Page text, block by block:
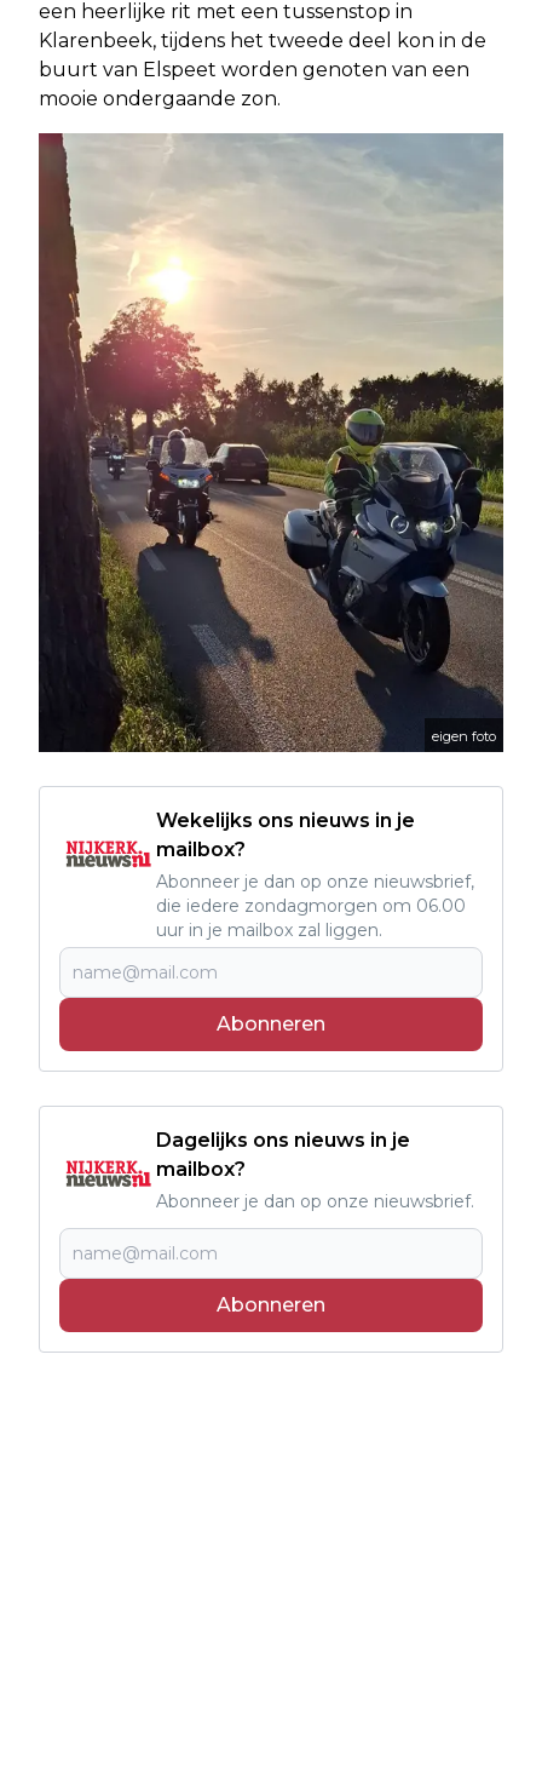
een heerlijke rit met een tussenstop in
Klarenbeek, tijdens het tweede deel kon in de
buurt van Elspeet worden genoten van een
mooie ondergaande zon.
eigen foto
Wekelijks ons nieuws in je
mailbox?
Abonneer je dan op onze nieuwsbrief,
die iedere zondagmorgen om 06.00
uur in je mailbox zal liggen.
Abonneren
Dagelijks ons nieuws in je
mailbox?
Abonneer je dan op onze nieuwsbrief.
Abonneren